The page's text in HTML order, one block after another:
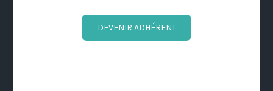
DEVENIR ADHÉRENT